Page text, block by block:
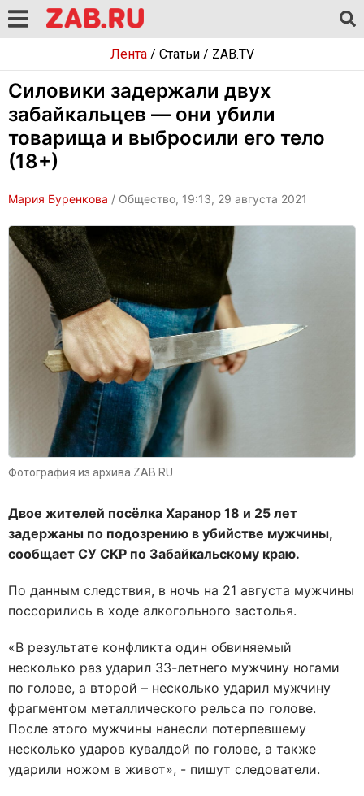
Лента/ Статьи/ ZAB.TV
Силовики задержали двух
забайкальцев — они убили
товарища и выбросили его тело
(18+)
Мария Буренкова / Общество, 19:13, 29 августа 2021
Фотография из архива ZAB.RU
Двое жителей посёлка Харанор 18 и 25 лет
задержаны по подозрению в убийстве мужчины,
сообщает СУ СКР по Забайкальскому краю.
По данным следствия, в ночь на 21 августа мужчины
поссорились в ходе алкогольного застолья.
«В результате конфликта один обвиняемый
несколько раз ударил 33-летнего мужчину ногами
по голове, а второй – несколько ударил мужчину
фрагментом металлического рельса по голове.
После этого мужчины нанесли потерпевшему
несколько ударов кувалдой по голове, а также
ударили ножом в живот», - пишут следователи.